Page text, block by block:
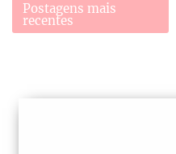
Postagens mais
recentes